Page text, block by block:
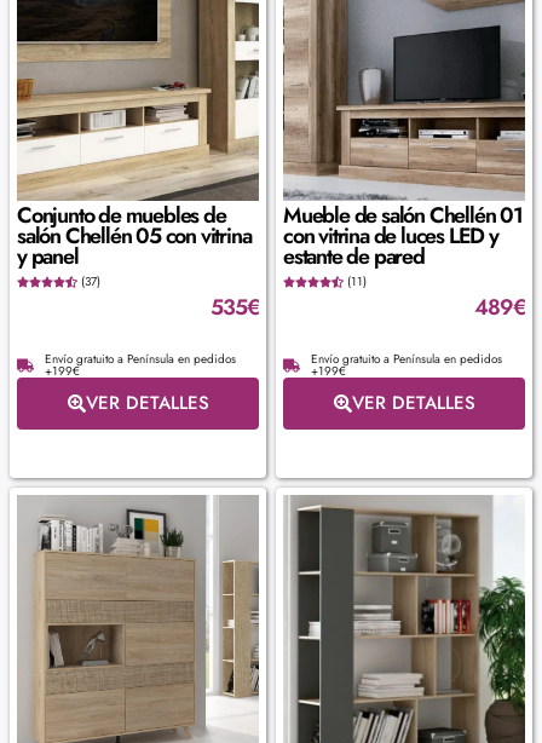
Conjunto de muebles de
salón Chellén 05 con vitrina
y panel
(37)
535€
Envío gratuito a Península en pedidos
+199€
VER DETALLES
Mueble de salón Chellén 01
con vitrina de luces LED y
estante de pared
(11)
489€
Envío gratuito a Península en pedidos
+199€
VER DETALLES